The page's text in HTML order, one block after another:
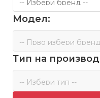
Модел:
Тип на